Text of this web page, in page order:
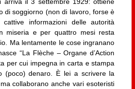
di soggiorno (non di lavoro, forse è
informazioni delle autorità
miseria e per quattro mesi resta
Ma lentamente le cose ingranano
“La Flèche – Organe d’Action
per cui impegna in carta e stampa
(poco) denaro. È lei a scrivere la
collaborano anche vari esoteristi